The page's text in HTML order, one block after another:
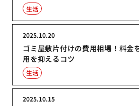
生活
ゴミ屋敷片付けの費用相場！料金
用を抑えるコツ
2025.10.20
生活
2025.10.15